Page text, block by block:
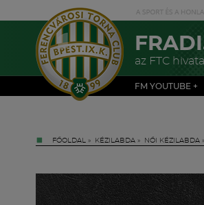
az FTC
FM YOUTUBE +
FŐOLDAL » KÉZILABDA » NŐI KÉZILABDA »